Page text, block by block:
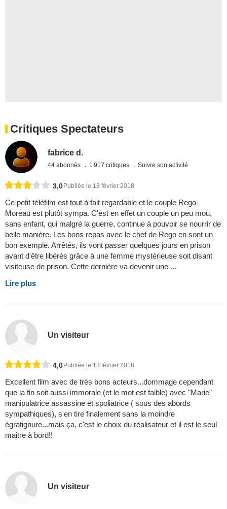
Critiques Spectateurs
fabrice d.
44 abonnés 1 917 critiques Suivre son activité
3,0 Publiée le 13 février 2018
Ce petit téléfilm est tout à fait regardable et le couple Rego-
Moreau est plutôt sympa. C'est en effet un couple un peu mou,
sans enfant, qui malgré la guerre, continue à pouvoir se nourrir de
belle manière. Les bons repas avec le chef de Rego en sont un
bon exemple. Arrêtés, ils vont passer quelques jours en prison
avant d'être libérés grâce à une femme mystérieuse soit disant
visiteuse de prison. Cette dernière va devenir une ...
Lire plus
Un visiteur
4,0Publiée le 13 février 2018
Excellent film avec de très bons acteurs...dommage cependant
que la fin soit aussi immorale (et le mot est faible) avec "Marie"
manipulatrice assassine et spoliatrice ( sous des abords
sympathiques), s'en tire finalement sans la moindre
égratignure...mais ça, c'est le choix du réalisateur et il est le seul
maitre à bord!!
Un visiteur